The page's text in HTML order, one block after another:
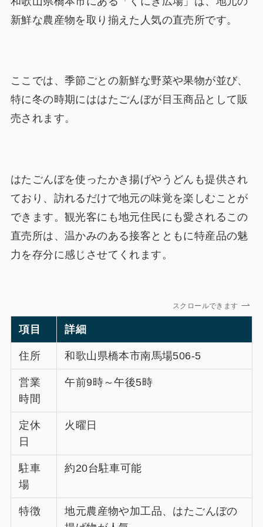
新鮮な農産物を取り揃えた人気の直売所です。
ここでは、季節ごとの新鮮な野菜や果物が並び、
特に冬の時期にははたごんぼが目玉商品として販
売されます。
はたごんぼを使ったかき揚げやうどんも提供され
ており、訪れるだけで地元の味覚を楽しむことが
できます。観光客にも地元住民にも愛されるこの
直売所は、温かみのある接客とともに特産品の魅
力を存分に感じさせてくれます。
スクロールできます
項目 詳細
住所 和歌山県橋本市南馬場506-5
営業
時間
午前9時～午後5時
定休
日
火曜日
駐車
場
約20台駐車可能
特徴
地元農産物や加工品、はたごんぼの